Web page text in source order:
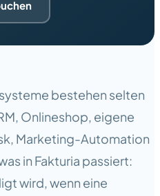
bestehen selten
Onlineshop, eigene
Marketing-Automation
in Fakturia passiert:
wird, wenn eine